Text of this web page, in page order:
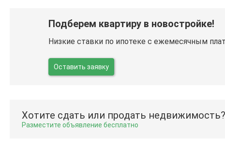
Подберем квартиру в новостройке!
Низкие ставки по ипотеке с ежемесячным
Оставить заявку
Хотите сдать или продать недвижимость?
Разместите объявление бесплатно